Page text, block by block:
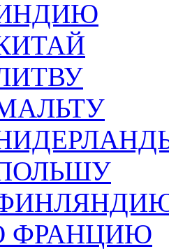
ФРАНЦИЮ